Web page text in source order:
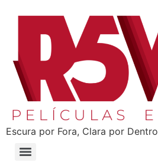
Escura por Fora, Clara por Dentro